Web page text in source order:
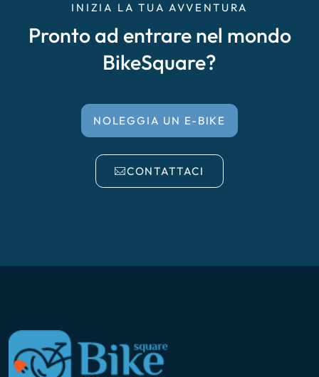
INIZIA LA TUA AVVENTURA
Pronto ad entrare nel mondo
BikeSquare?
NOLEGGIA UN E-BIKE
CONTATTACI